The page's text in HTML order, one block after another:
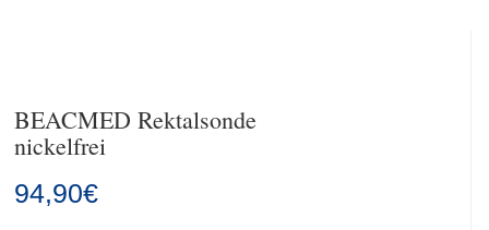
BEACMED Rektalsonde
nickelfrei
94,90€